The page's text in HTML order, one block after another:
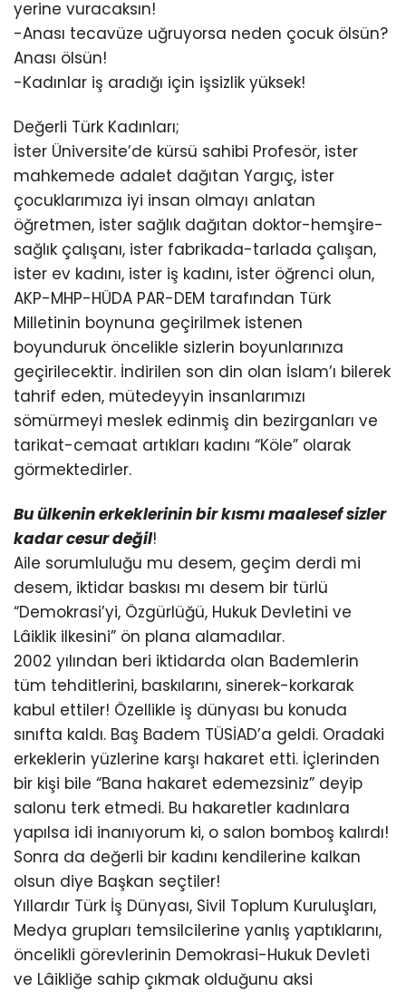
yerine vuracaksın!
-Anası tecavüze uğruyorsa neden çocuk ölsün?
Anası ölsün!
-Kadınlar iş aradığı için işsizlik yüksek!
Değerli Türk Kadınları;
İster Üniversite’de kürsü sahibi Profesör, ister
mahkemede adalet dağıtan Yargıç, ister
çocuklarımıza iyi insan olmayı anlatan
öğretmen, ister sağlık dağıtan doktor-hemşire-
sağlık çalışanı, ister fabrikada-tarlada çalışan,
ister ev kadını, ister iş kadını, ister öğrenci olun,
AKP-MHP-HÜDA PAR-DEM tarafından Türk
Milletinin boynuna geçirilmek istenen
boyunduruk öncelikle sizlerin boyunlarınıza
geçirilecektir. İndirilen son din olan İslam’ı bilerek
tahrif eden, mütedeyyin insanlarımızı
sömürmeyi meslek edinmiş din bezirganları ve
tarikat-cemaat artıkları kadını “Köle” olarak
görmektedirler.
Bu ülkenin erkeklerinin bir kısmı maalesef sizler
kadar cesur değil!
Aile sorumluluğu mu desem, geçim derdi mi
desem, iktidar baskısı mı desem bir türlü
“Demokrasi’yi, Özgürlüğü, Hukuk Devletini ve
Lâiklik ilkesini” ön plana alamadılar.
2002 yılından beri iktidarda olan Bademlerin
tüm tehditlerini, baskılarını, sinerek-korkarak
kabul ettiler! Özellikle iş dünyası bu konuda
sınıfta kaldı. Baş Badem TÜSİAD’a geldi. Oradaki
erkeklerin yüzlerine karşı hakaret etti. İçlerinden
bir kişi bile “Bana hakaret edemezsiniz” deyip
salonu terk etmedi. Bu hakaretler kadınlara
yapılsa idi inanıyorum ki, o salon bomboş kalırdı!
Sonra da değerli bir kadını kendilerine kalkan
olsun diye Başkan seçtiler!
Yıllardır Türk İş Dünyası, Sivil Toplum Kuruluşları,
Medya grupları temsilcilerine yanlış yaptıklarını,
öncelikli görevlerinin Demokrasi-Hukuk Devleti
ve Lâikliğe sahip çıkmak olduğunu aksi